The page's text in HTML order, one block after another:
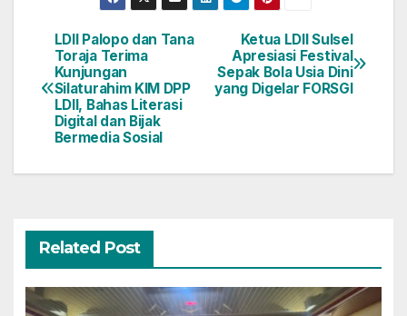
Navigasi
pos
Ketua LDII Sulsel
Apresiasi Festival
Sepak Bola Usia Dini
yang Digelar FORSGI
LDII Palopo dan Tana
Toraja Terima
Kunjungan
Silaturahim KIM DPP
LDII, Bahas Literasi
Digital dan Bijak
Bermedia Sosial
Related Post